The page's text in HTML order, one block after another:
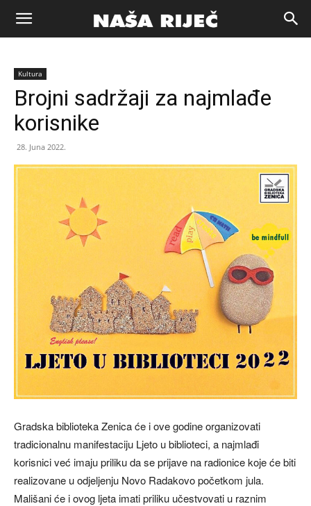
Naša
riječ
Kultura
Brojni sadržaji za najmlađe
korisnike
28. Juna 2022.
Gradska biblioteka Zenica će i ove godine organizovati
tradicionalnu manifestaciju Ljeto u biblioteci, a najmlađi
korisnici već imaju priliku da se prijave na radionice koje će biti
realizovane u odjeljenju Novo Radakovo početkom jula.
Mališani će i ovog ljeta imati priliku učestvovati u raznim